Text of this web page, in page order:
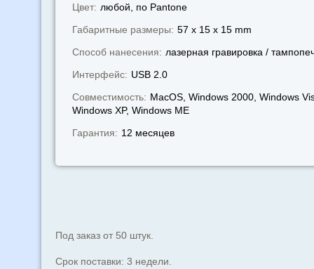
Цвет: любой, по Pantone
Габаритные размеры: 57 x 15 x 15 mm
Способ нанесения: лазерная гравировка /
Интерфейс: USB 2.0
Совместимость: MacOS, Windows 2000, Windows
Windows XP, Windows МЕ
Гарантия: 12 месяцев
Под заказ от 50 штук.
Срок поставки: 3 недели.